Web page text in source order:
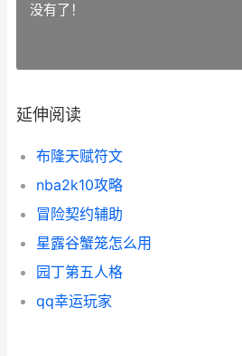
没有了！
延伸阅读
布隆天赋符文
nba2k10攻略
冒险契约辅助
星露谷蟹笼怎么用
园丁第五人格
qq幸运玩家